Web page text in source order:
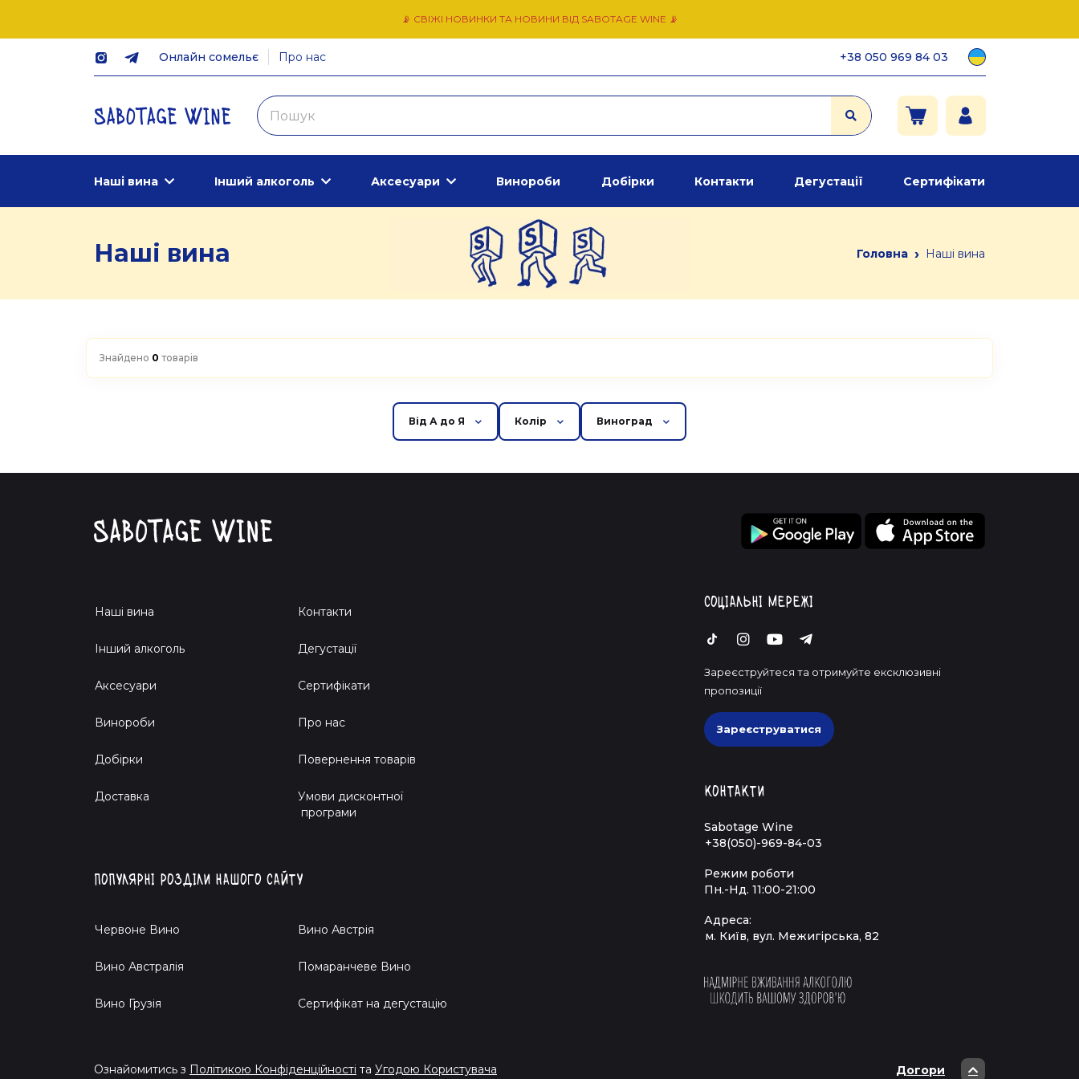
📡 СВІЖІ НОВИНКИ ТА НОВИНИ ВІД SABOTAGE WINE 📡
Онлайн сомельє Про нас +38 050 969 84 03
Наші вина Інший алкоголь Аксесуари Винороби Добірки Контакти Дегустації Сертифікати
Наші вина Головна › Наші вина
Знайдено 0 товарів
Від А до Я Колір Виноград
Наші вина
Інший алкоголь
Аксесуари
Винороби
Добірки
Доставка
Контакти
Дегустації
Сертифікати
Про нас
Повернення товарів
Умови дисконтної
програми
Популярні розділи нашого сайту
Червоне Вино
Вино Австралія
Вино Грузія
Вино Австрія
Помаранчеве Вино
Cертифікат на дегустацію
Соціальні мережі
Зареєструйтеся та отримуйте ексклюзивні
пропозиції
Зареєструватися
Контакти
Sabotage Wine
+38(050)-969-84-03
Режим роботи
Пн.-Нд. 11:00-21:00
Адреса:
м. Київ, вул. Межигірська, 82
Ознайомитись з Політикою Конфіденційності та Угодою Користувача Догори